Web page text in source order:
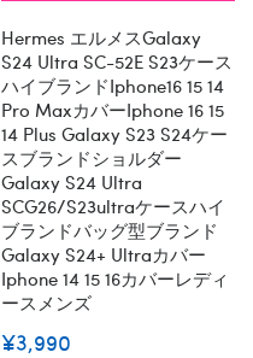
Hermes エルメスGalaxy
S24 Ultra SC-52E S23ケース
ハイブランドiphone16 15 14
Pro Maxカバーiphone 16 15
14 Plus Galaxy S23 S24ケー
スブランドショルダー
Galaxy S24 Ultra
SCG26/s23ultraケースハイ
ブランドバッグ型ブランド
Galaxy S24+ Ultraカバー
Iphone 14 15 16カバーレディ
ースメンズ
¥3,990